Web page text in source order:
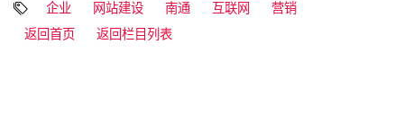
企业 网站建设 南通 互联网
营销
返回首页
返回栏目列表